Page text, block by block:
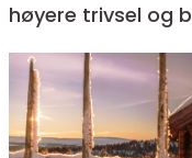
høyere trivsel og
resultater